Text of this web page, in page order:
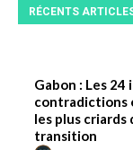
RÉCENTS
Gabon : Les 24
contradictions
les plus criards
transition